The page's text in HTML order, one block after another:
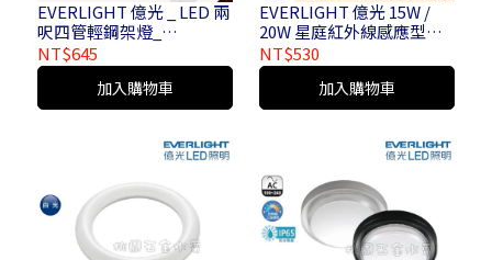
EVERLIGHT 億光 _ LED 兩
呎四管輕鋼架燈_
FOR/Tbar/T8/865/U/10W
x4/G (B)
NT$645
加入購物車
EVERLIGHT 億光 15W /
20W 星庭紅外線感應型吸
頂燈 白光 / 黃光
NT$530
加入購物車